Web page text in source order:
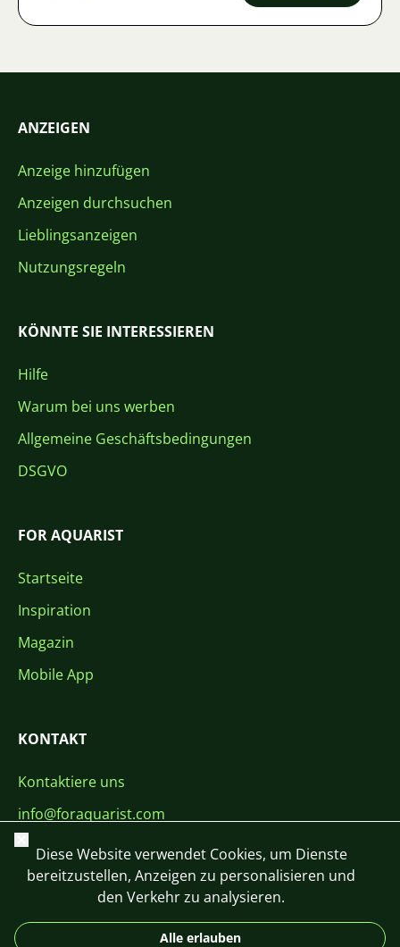
ANZEIGEN
Anzeige hinzufügen
Anzeigen durchsuchen
Lieblingsanzeigen
Nutzungsregeln
KÖNNTE SIE INTERESSIEREN
Hilfe
Warum bei uns werben
Allgemeine Geschäftsbedingungen
DSGVO
FOR AQUARIST
Startseite
Inspiration
Magazin
Mobile App
KONTAKT
Kontaktiere uns
info@foraquarist.com
+420 603 449 602
Schließen
Diese Website verwendet Cookies, um Dienste
bereitzustellen, Anzeigen zu personalisieren und
den Verkehr zu analysieren.
Alle erlauben